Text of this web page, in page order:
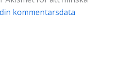
kommentarsdata